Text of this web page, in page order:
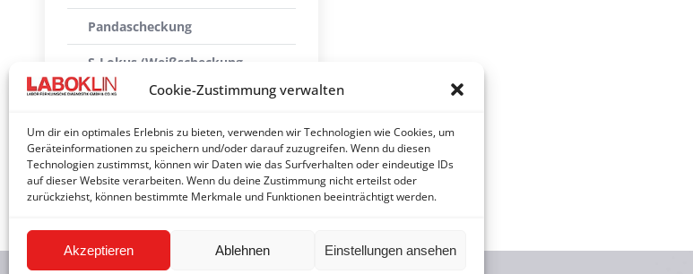
Cookie-Zustimmung verwalten
Um dir ein optimales Erlebnis zu bieten, verwenden wir Technologien wie Cookies, um
Geräteinformationen zu speichern und/oder darauf zuzugreifen. Wenn du diesen
Technologien zustimmst, können wir Daten wie das Surfverhalten oder eindeutige IDs
auf dieser Website verarbeiten. Wenn du deine Zustimmung nicht erteilst oder
zurückziehst, können bestimmte Merkmale und Funktionen beeinträchtigt werden.
Akzeptieren Ablehnen Einstellungen ansehen
Pandascheckung
S-Lokus (Weißscheckung,
Piebald)
Ticking (Tüpfelung, Stichelung,
Schimmelung)